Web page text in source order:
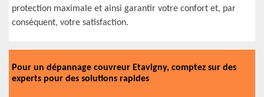
protection maximale et ainsi garantir votre confort et, par
conséquent, votre satisfaction.
Pour un dépannage couvreur Etavigny, comptez sur des
experts pour des solutions rapides